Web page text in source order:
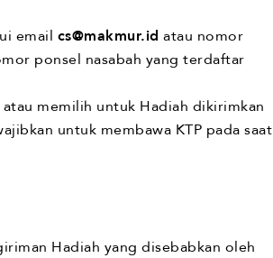
email cs@makmur.id atau nomor
ponsel nasabah yang terdaftar
memilih untuk Hadiah dikirimkan
untuk membawa KTP pada saat
Hadiah yang disebabkan oleh